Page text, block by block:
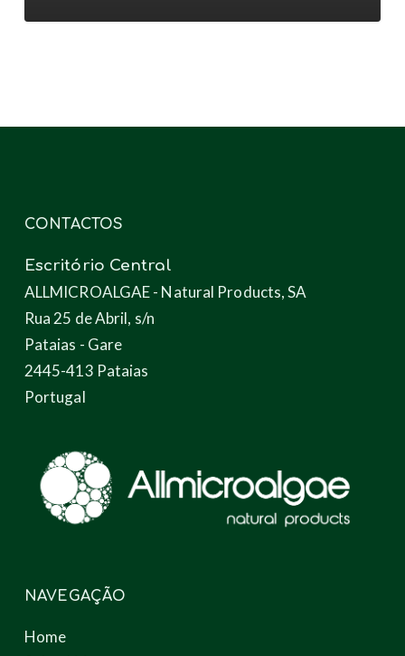
CONTACTOS
Escritório Central
ALLMICROALGAE - Natural Products, SA
Rua 25 de Abril, s/n
Pataias - Gare
2445-413 Pataias
Portugal
NAVEGAÇÃO
Home